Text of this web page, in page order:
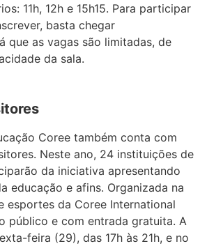
11h, 12h e 15h15. Para participar
basta chegar
que as vagas são limitadas, de
da sala.
Coree também conta com
Neste ano, 24 instituições de
da iniciativa apresentando
educação e afins. Organizada na
esportes da Coree International
público e com entrada gratuita. A
feira (29), das 17h às 21h, e no